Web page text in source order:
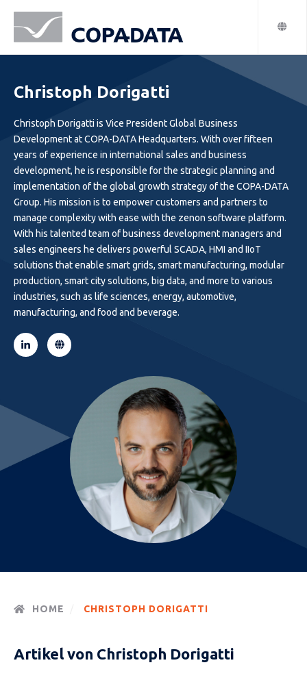
Christoph Dorigatti
Christoph Dorigatti is Vice President Global Business
Development at COPA-DATA Headquarters. With over fifteen
years of experience in international sales and business
development, he is responsible for the strategic planning and
implementation of the global growth strategy of the COPA-DATA
Group. His mission is to empower customers and partners to
manage complexity with ease with the zenon software platform.
With his talented team of business development managers and
sales engineers he delivers powerful SCADA, HMI and IIoT
solutions that enable smart grids, smart manufacturing, modular
production, smart city solutions, big data, and more to various
industries, such as life sciences, energy, automotive,
manufacturing, and food and beverage.
HOME CHRISTOPH DORIGATTI
Artikel von Christoph Dorigatti